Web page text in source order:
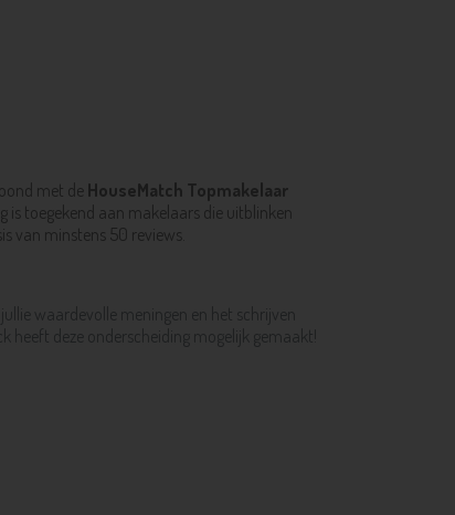
met de HouseMatch Topmakelaar
is toegekend aan makelaars die uitblinken
van minstens 50 reviews.
waardevolle meningen en het schrijven
heeft deze onderscheiding mogelijk gemaakt!